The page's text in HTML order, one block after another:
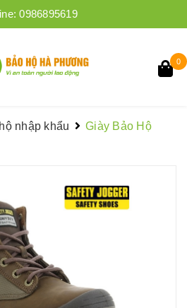
0986895619
0
nhập khẩu
Giày Bảo Hộ